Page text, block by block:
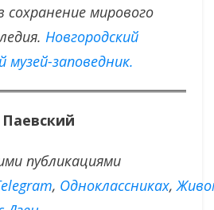
сохранение мирового
Новгородский
музей-заповедник.
публикациями
, Одноклассниках,